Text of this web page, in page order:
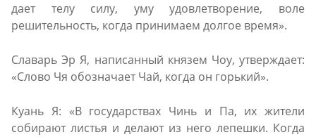
дает телу силу, уму удовлетворение, воле
решительность, когда принимаем долгое время».
Славарь Эр Я, написанный князем Чоу, утверждает:
«Слово Чя обозначает Чай, когда он горький».
Куань Я: «В государствах Чинь и Па, их жители
собирают листья и делают из него лепешки. Когда